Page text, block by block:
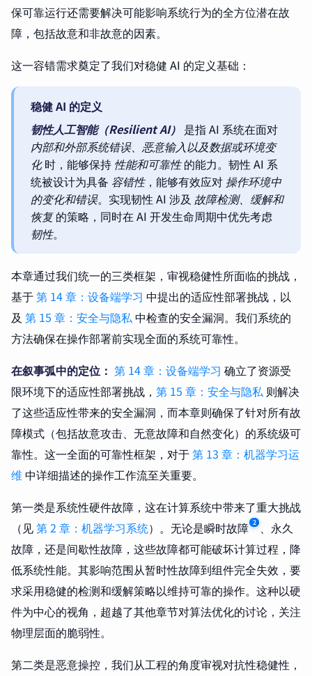
保可靠运行还需要解决可能影响系统行为的全方位潜在故
障，包括故意和非故意的因素。
这一容错需求奠定了我们对稳健 AI 的定义基础：
稳健 AI 的定义
韧性人工智能（Resilient AI） 是指 AI 系统在面对
内部和外部系统错误、恶意输入以及数据或环境变
化时，能够保持 性能和可靠性的能力。韧性 AI 系
统被设计为具备 容错性，能够有效应对 操作环境中
的变化和错误。实现韧性 AI 涉及 故障检测、缓解和
恢复的策略，同时在 AI 开发生命周期中优先考虑
韧性。
本章通过我们统一的三类框架，审视稳健性所面临的挑战，
基于第 14 章：设备端学习 中提出的适应性部署挑战，以
及 第 15 章：安全与隐私中检查的安全漏洞。我们系统的
方法确保在操作部署前实现全面的系统可靠性。
在叙事弧中的定位： 第 14 章：设备端学习 确立了资源受
限环境下的适应性部署挑战， 第 15 章：安全与隐私 则解决
了这些适应性带来的安全漏洞，而本章则确保了针对所有故
障模式（包括故意攻击、无意故障和自然变化）的系统级可
靠性。这一全面的可靠性框架，对于第 13 章：机器学习运
维 中详细描述的操作工作流至关重要。
第一类是系统性硬件故障，这在计算系统中带来了重大挑战
（见第 2 章：机器学习系统）。无论是瞬时故障 2 、永久
故障，还是间歇性故障，这些故障都可能破坏计算过程，降
低系统性能。其影响范围从暂时性故障到组件完全失效，要
求采用稳健的检测和缓解策略以维持可靠的操作。这种以硬
件为中心的视角，超越了其他章节对算法优化的讨论，关注
物理层面的脆弱性。
第二类是恶意操控，我们从工程的角度审视对抗性稳健性，